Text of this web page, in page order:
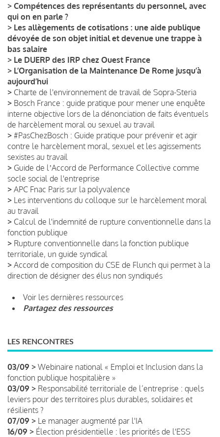
> Compétences des représentants du personnel, avec
qui on en parle ?
> Les allègements de cotisations : une aide publique
dévoyée de son objet initial et devenue une trappe à
bas salaire
> Le DUERP des IRP chez Ouest France
> L’Organisation de la Maintenance De Rome jusqu’à
aujourd’hui
> Charte de l'environnement de travail de Sopra-Steria
> Bosch France : guide pratique pour mener une enquête
interne objective lors de la dénonciation de faits éventuels
de harcèlement moral ou sexuel au travail
> #PasChezBosch : Guide pratique pour prévenir et agir
contre le harcèlement moral, sexuel et les agissements
sexistes au travail
> Guide de lʼAccord de Performance Collective comme
socle social de l'entreprise
> APC Fnac Paris sur la polyvalence
> Les interventions du colloque sur le harcèlement moral
au travail
> Calcul de l'indemnité de rupture conventionnelle dans la
fonction publique
> Rupture conventionnelle dans la fonction publique
territoriale, un guide syndical
> Accord de composition du CSE de Flunch qui permet à la
direction de désigner des élus non syndiqués
Voir les dernières ressources
Partagez des ressources
LES RENCONTRES
03/09 > Webinaire national « Emploi et Inclusion dans la
fonction publique hospitalière »
03/09 > Responsabilité territoriale de l’entreprise : quels
leviers pour des territoires plus durables, solidaires et
résilients ?
07/09 > Le manager augmenté par l'IA
16/09 > Élection présidentielle : les priorités de l'ESS